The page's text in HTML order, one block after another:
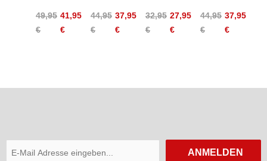
LT
Comp
49,95
€
41,95
€
Long
Socks
44,95
€
37,95
€
Socks
32,95
€
27,95
€
Socks
Cozy
44,95
€
37,95
€
ANMELDEN